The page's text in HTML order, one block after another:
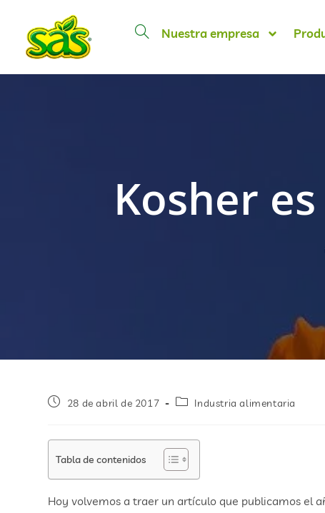
Nuestra empresa
Kosher
28 de abril de 2017 Industria alimentaria
Tabla de contenidos
Hoy volvemos a traer un artículo que publicamos el